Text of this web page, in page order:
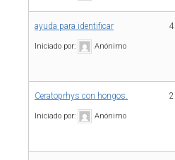
ayuda para identificar
Iniciado por: Anónimo
4
Ceratoprhys con hongos.
Iniciado por: Anónimo
2